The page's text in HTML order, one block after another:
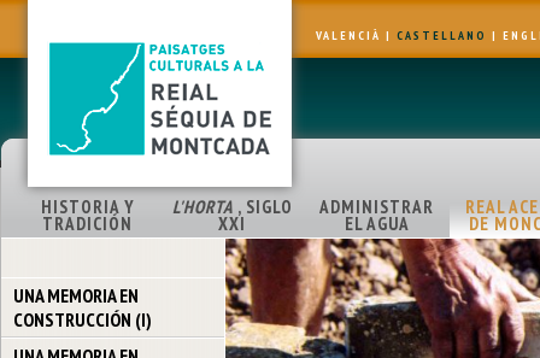
VALENCIÀ | CASTELLANO |
HISTORIA Y
TRADICIÓN
L'HORTA , SIGLO
XXI
ADMINISTRAR
EL AGUA
REAL
DE
UNA MEMORIA EN
CONSTRUCCIÓN (I)